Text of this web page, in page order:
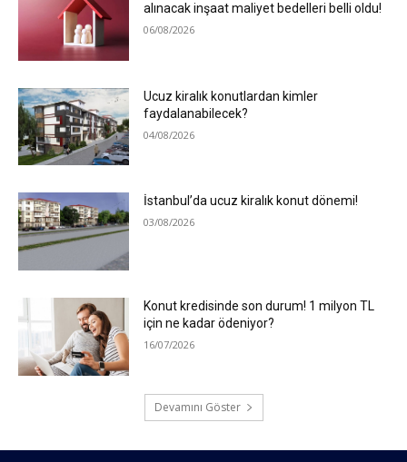
alınacak inşaat maliyet bedelleri belli oldu!
06/08/2026
Ucuz kiralık konutlardan kimler
faydalanabilecek?
04/08/2026
İstanbul’da ucuz kiralık konut dönemi!
03/08/2026
Konut kredisinde son durum! 1 milyon TL
için ne kadar ödeniyor?
16/07/2026
Devamını Göster